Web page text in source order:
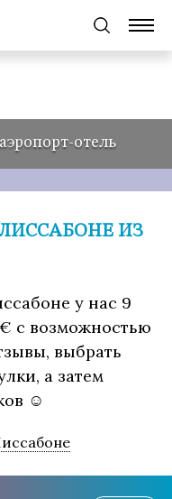
отель
ИЗ
у нас 9
с возможностью
выбрать
а затем
☺